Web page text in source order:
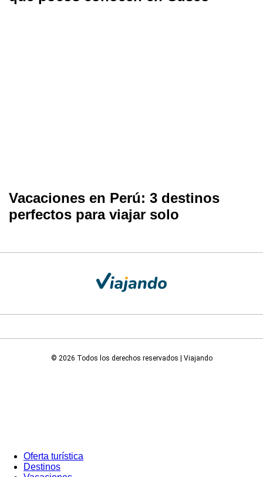
Vacaciones en Perú: 3 destinos
perfectos para viajar solo
© 2026 Todos los derechos reservados | Viajando
Oferta turística
Destinos